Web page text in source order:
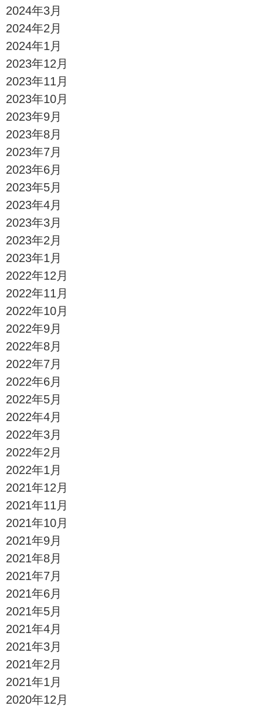
2024年3月
2024年2月
2024年1月
2023年12月
2023年11月
2023年10月
2023年9月
2023年8月
2023年7月
2023年6月
2023年5月
2023年4月
2023年3月
2023年2月
2023年1月
2022年12月
2022年11月
2022年10月
2022年9月
2022年8月
2022年7月
2022年6月
2022年5月
2022年4月
2022年3月
2022年2月
2022年1月
2021年12月
2021年11月
2021年10月
2021年9月
2021年8月
2021年7月
2021年6月
2021年5月
2021年4月
2021年3月
2021年2月
2021年1月
2020年12月